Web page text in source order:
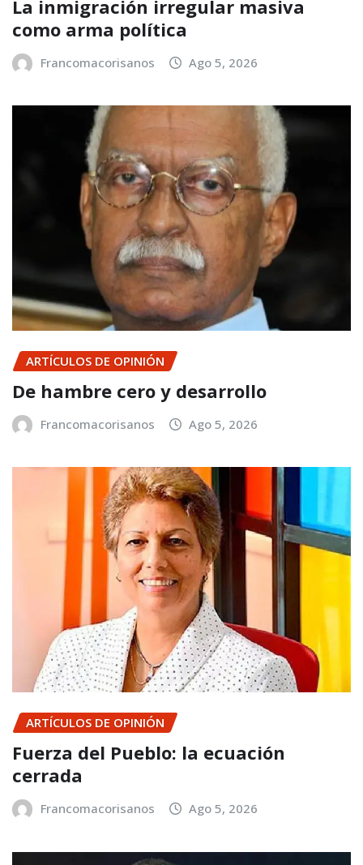
La inmigración irregular masiva
como arma política
Francomacorisanos Ago 5, 2026
ARTÍCULOS DE OPINIÓN
De hambre cero y desarrollo
Francomacorisanos Ago 5, 2026
ARTÍCULOS DE OPINIÓN
Fuerza del Pueblo: la ecuación
cerrada
Francomacorisanos Ago 5, 2026